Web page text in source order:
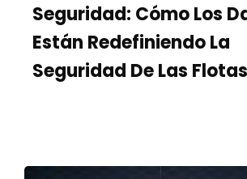
Seguridad: Cómo Los
Están Redefiniendo La
Seguridad De Las Flotas